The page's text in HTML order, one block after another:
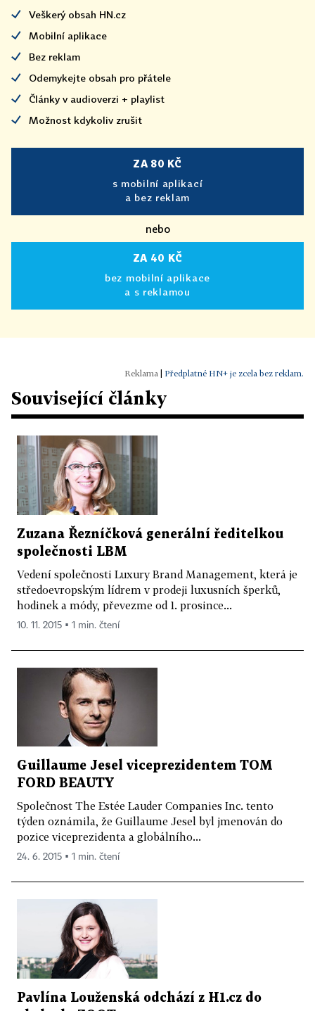
Veškerý obsah HN.cz
Mobilní aplikace
Bez reklam
Odemykejte obsah pro přátele
Články v audioverzi + playlist
Možnost kdykoliv zrušit
ZA 80 KČ
s mobilní aplikací
a bez reklam
nebo
ZA 40 KČ
bez mobilní aplikace
a s reklamou
Předplatné HN+ je zcela bez reklam.
Související články
Zuzana Řezníčková generální ředitelkou
společnosti LBM
Vedení společnosti Luxury Brand Management, která je
středoevropským lídrem v prodeji luxusních šperků,
hodinek a módy, převezme od 1. prosince...
10. 11. 2015 ▪ 1 min. čtení
Guillaume Jesel viceprezidentem TOM
FORD BEAUTY
Společnost The Estée Lauder Companies Inc. tento
týden oznámila, že Guillaume Jesel byl jmenován do
pozice viceprezidenta a globálního...
24. 6. 2015 ▪ 1 min. čtení
Pavlína Louženská odchází z H1.cz do